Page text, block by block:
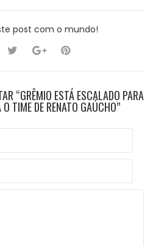
post com o mundo!
“GRÊMIO ESTÁ ESCALADO PARA
TIME DE RENATO GAÚCHO”